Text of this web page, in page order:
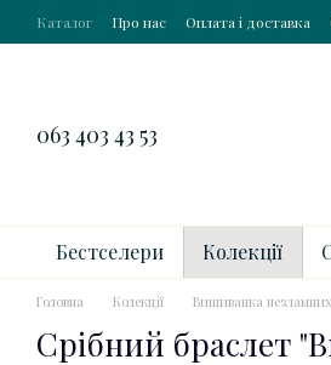
Перейти до основного контенту
Каталог Про нас Оплата і доставка
063 403 43 53
Бестселери Колекції
Головна Колекції Вишиванка незламних
Срібний браслет